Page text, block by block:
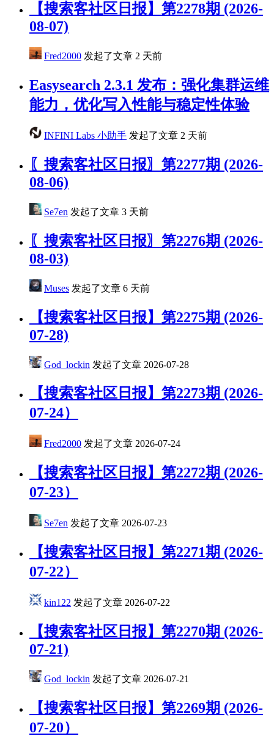
【搜索客社区日报】第2278期 (2026-
08-07)
Fred2000 发起了文章 2 天前
Easysearch 2.3.1 发布：强化集群运维
能力，优化写入性能与稳定性体验
INFINI Labs 小助手 发起了文章 2 天前
〖搜索客社区日报〗第2277期 (2026-
08-06)
Se7en 发起了文章 3 天前
〖搜索客社区日报〗第2276期 (2026-
08-03)
Muses 发起了文章 6 天前
【搜索客社区日报】第2275期 (2026-
07-28)
God_lockin 发起了文章 2026-07-28
【搜索客社区日报】第2273期 (2026-
07-24）
Fred2000 发起了文章 2026-07-24
【搜索客社区日报】第2272期 (2026-
07-23）
Se7en 发起了文章 2026-07-23
​【搜索客社区日报】第2271期 (2026-
07-22）
kin122 发起了文章 2026-07-22
【搜索客社区日报】第2270期 (2026-
07-21)
God_lockin 发起了文章 2026-07-21
【搜索客社区日报】第2269期 (2026-
07-20）